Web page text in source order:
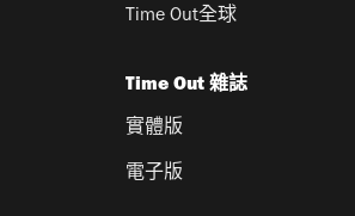
Time Out全球
Time Out 雜誌
實體版
電子版